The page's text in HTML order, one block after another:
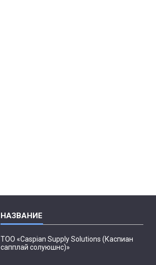
ТОО «Caspian Supply Solutions (Каспиан
сапплай солуюшнс)»